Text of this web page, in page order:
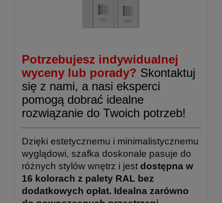
Potrzebujesz indywidualnej
wyceny lub porady? Skontaktuj
się z nami, a nasi eksperci
pomogą dobrać idealne
rozwiązanie do Twoich potrzeb!
Dzięki estetycznemu i minimalistycznemu
wyglądowi, szafka doskonale pasuje do
różnych stylów wnętrz i jest dostępna w
16 kolorach z palety RAL bez
dodatkowych opłat. Idealna zarówno